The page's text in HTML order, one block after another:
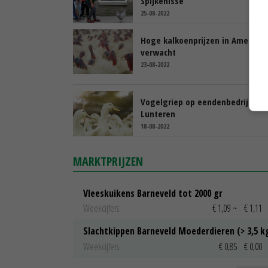
25-08-2022
Hoge kalkoenprijzen in Amerika
verwacht
23-08-2022
Vogelgriep op eendenbedrijf in
Lunteren
18-08-2022
MARKTPRIJZEN
Vleeskuikens Barneveld tot 2000 gr
Weekcijfers
€ 1,09 ~ € 1,11
Slachtkippen Barneveld Moederdieren (> 3,5
Weekcijfers
€ 0,85 € 0,00